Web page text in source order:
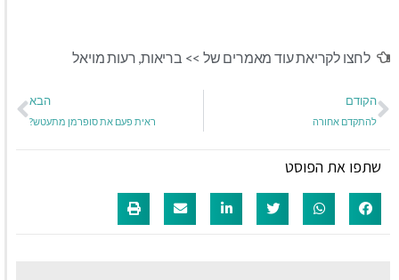
לחצו לקריאת עוד מאמרים של >> בריאות, רעות מויאל
הקודם
להתקדם אחורה
הבא
ראית פעם את סופרמן מתעטש?
שתפו את הפוסט